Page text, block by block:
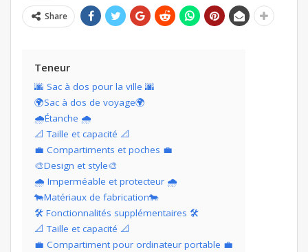
Share
Teneur
🌆 Sac à dos pour la ville 🌆
🌍Sac à dos de voyage🌍
🌧Étanche 🌧
📐 Taille et capacité 📐
💼 Compartiments et poches 💼
🎨Design et style🎨
🌧 Imperméable et protecteur 🌧
🐄Matériaux de fabrication🐄
🛠 Fonctionnalités supplémentaires 🛠
📐 Taille et capacité 📐
💼 Compartiment pour ordinateur portable 💼